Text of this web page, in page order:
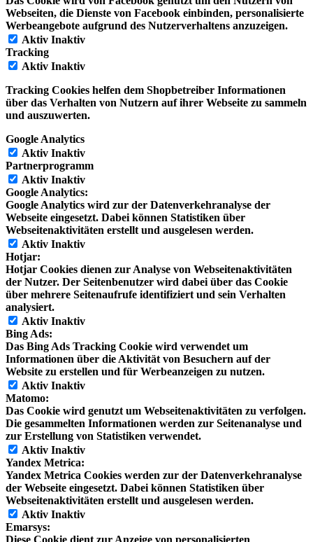
Webseiten, die Dienste von Facebook einbinden, personalisierte
Werbeangebote aufgrund des Nutzerverhaltens anzuzeigen.
Aktiv Inaktiv
Tracking
Aktiv Inaktiv
Tracking Cookies helfen dem Shopbetreiber Informationen
über das Verhalten von Nutzern auf ihrer Webseite zu sammeln
und auszuwerten.
Google Analytics
Aktiv Inaktiv
Partnerprogramm
Aktiv Inaktiv
Google Analytics:
Google Analytics wird zur der Datenverkehranalyse der
Webseite eingesetzt. Dabei können Statistiken über
Webseitenaktivitäten erstellt und ausgelesen werden.
Aktiv Inaktiv
Hotjar:
Hotjar Cookies dienen zur Analyse von Webseitenaktivitäten
der Nutzer. Der Seitenbenutzer wird dabei über das Cookie
über mehrere Seitenaufrufe identifiziert und sein Verhalten
analysiert.
Aktiv Inaktiv
Bing Ads:
Das Bing Ads Tracking Cookie wird verwendet um
Informationen über die Aktivität von Besuchern auf der
Website zu erstellen und für Werbeanzeigen zu nutzen.
Aktiv Inaktiv
Matomo:
Das Cookie wird genutzt um Webseitenaktivitäten zu verfolgen.
Die gesammelten Informationen werden zur Seitenanalyse und
zur Erstellung von Statistiken verwendet.
Aktiv Inaktiv
Yandex Metrica:
Yandex Metrica Cookies werden zur der Datenverkehranalyse
der Webseite eingesetzt. Dabei können Statistiken über
Webseitenaktivitäten erstellt und ausgelesen werden.
Aktiv Inaktiv
Emarsys: